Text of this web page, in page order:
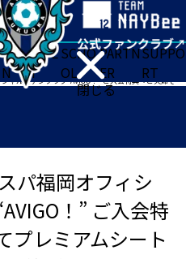
閉じる
FA
N
ACADE
MY
SCHO
OL
PARTN
ER
SUPPO
RT
” ご入会特典『ご夫婦そろってプレミアムシートでご観戦！』第1次予約受付開始のお知らせ
パ福岡オフィシ
！” ご入会特
プレミアムシート